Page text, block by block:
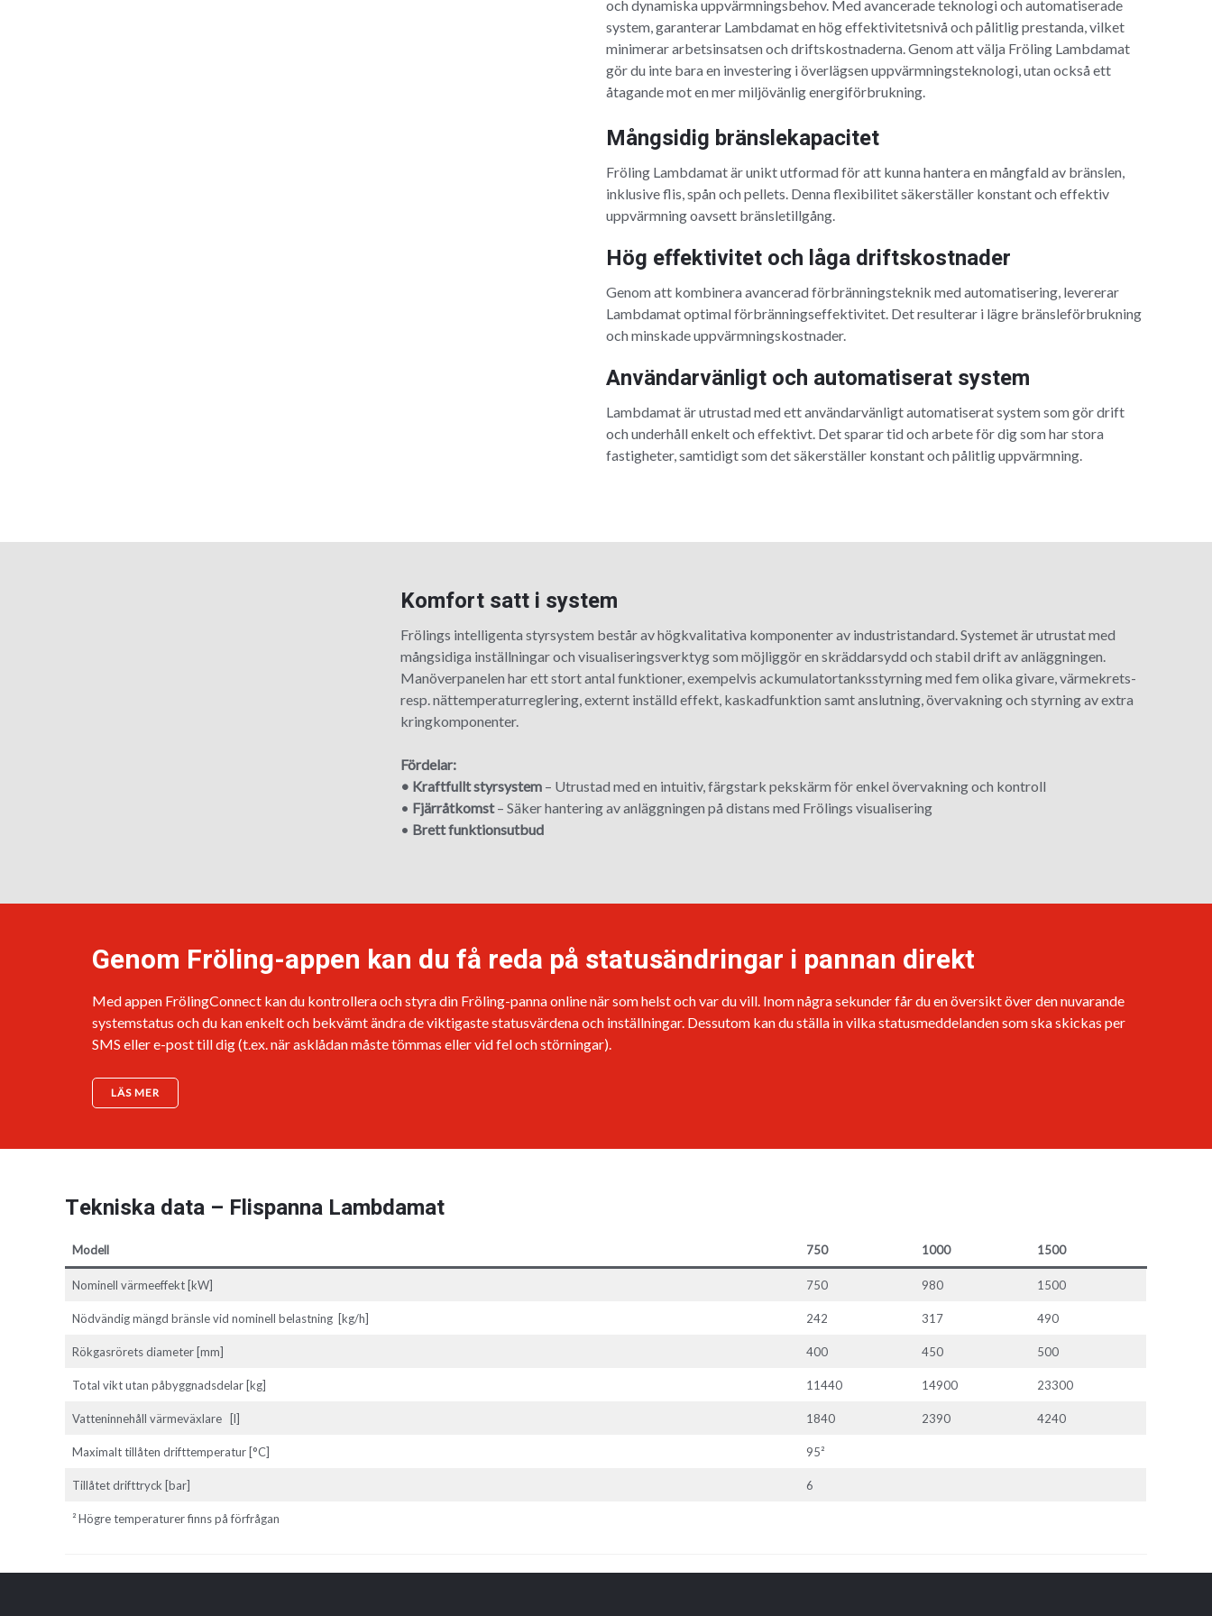
och dynamiska uppvärmningsbehov. Med avancerade teknologi och automatiserade
system, garanterar Lambdamat en hög effektivitetsnivå och pålitlig prestanda, vilket
minimerar arbetsinsatsen och driftskostnaderna. Genom att välja Fröling Lambdamat
gör du inte bara en investering i överlägsen uppvärmningsteknologi, utan också ett
åtagande mot en mer miljövänlig energiförbrukning.
Mångsidig bränslekapacitet
Fröling Lambdamat är unikt utformad för att kunna hantera en mångfald av bränslen,
inklusive flis, spån och pellets. Denna flexibilitet säkerställer konstant och effektiv
uppvärmning oavsett bränsletillgång.
Hög effektivitet och låga driftskostnader
Genom att kombinera avancerad förbränningsteknik med automatisering, levererar
Lambdamat optimal förbränningseffektivitet. Det resulterar i lägre bränsleförbrukning
och minskade uppvärmningskostnader.
Användarvänligt och automatiserat system
Lambdamat är utrustad med ett användarvänligt automatiserat system som gör drift
och underhåll enkelt och effektivt. Det sparar tid och arbete för dig som har stora
fastigheter, samtidigt som det säkerställer konstant och pålitlig uppvärmning.
Komfort satt i system
Frölings intelligenta styrsystem består av högkvalitativa komponenter av industristandard. Systemet är utrustat med
mångsidiga inställningar och visualiseringsverktyg som möjliggör en skräddarsydd och stabil drift av anläggningen.
Manöverpanelen har ett stort antal funktioner, exempelvis ackumulatortanksstyrning med fem olika givare, värmekrets-
resp. nättemperaturreglering, externt inställd effekt, kaskadfunktion samt anslutning, övervakning och styrning av extra
kringkomponenter.
Fördelar:
• Kraftfullt styrsystem – Utrustad med en intuitiv, färgstark pekskärm för enkel övervakning och kontroll
• Fjärråtkomst– Säker hantering av anläggningen på distans med Frölings visualisering
• Brett funktionsutbud
Genom Fröling-appen kan du få reda på statusändringar i pannan direkt
Med appen FrölingConnect kan du kontrollera och styra din Fröling-panna online när som helst och var du vill. Inom några sekunder får du en översikt över den nuvarande
systemstatus och du kan enkelt och bekvämt ändra de viktigaste statusvärdena och inställningar. Dessutom kan du ställa in vilka statusmeddelanden som ska skickas per
SMS eller e-post till dig (t.ex. när asklådan måste tömmas eller vid fel och störningar).
LÄS MER
Tekniska data – Flispanna Lambdamat
Modell 750 1000 1500
Nominell värmeeffekt [kW] 750 980 1500
Nödvändig mängd bränsle vid nominell belastning [kg/h] 242 317 490
Rökgasrörets diameter [mm] 400 450 500
Total vikt utan påbyggnadsdelar [kg] 11440 14900 23300
Vatteninnehåll värmeväxlare [l] 1840 2390 4240
Maximalt tillåten drifttemperatur [°C] 95²
Tillåtet drifttryck [bar] 6
² Högre temperaturer finns på förfrågan